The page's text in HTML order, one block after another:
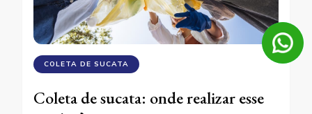
COLETA DE SUCATA
Coleta de sucata: onde realizar esse